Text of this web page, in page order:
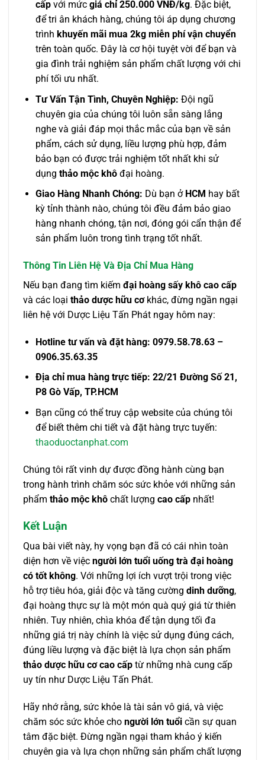
cấpvới mức giá chỉ 250.000 VNĐ/kg. Đặc biệt,
để tri ân khách hàng, chúng tôi áp dụng chương
trình khuyến mãi mua 2kg miễn phí vận chuyển
trên toàn quốc. Đây là cơ hội tuyệt vời để bạn và
gia đình trải nghiệm sản phẩm chất lượng với chi
phí tối ưu nhất.
Tư Vấn Tận Tình, Chuyên Nghiệp: Đội ngũ
chuyên gia của chúng tôi luôn sẵn sàng lắng
nghe và giải đáp mọi thắc mắc của bạn về sản
phẩm, cách sử dụng, liều lượng phù hợp, đảm
bảo bạn có được trải nghiệm tốt nhất khi sử
dụng thảo mộc khôđại hoàng.
Giao Hàng Nhanh Chóng: Dù bạn ở HCM hay bất
kỳ tỉnh thành nào, chúng tôi đều đảm bảo giao
hàng nhanh chóng, tận nơi, đóng gói cẩn thận để
sản phẩm luôn trong tình trạng tốt nhất.
Thông Tin Liên Hệ Và Địa Chỉ Mua Hàng
Nếu bạn đang tìm kiếm đại hoàng sấy khô cao cấp
và các loại thảo dược hữu cơkhác, đừng ngần ngại
liên hệ với Dược Liệu Tấn Phát ngay hôm nay:
Hotline tư vấn và đặt hàng: 0979.58.78.63 –
0906.35.63.35
Địa chỉ mua hàng trực tiếp: 22/21 Đường Số 21,
P8 Gò Vấp, TP.HCM
Bạn cũng có thể truy cập website của chúng tôi
để biết thêm chi tiết và đặt hàng trực tuyến:
thaoduoctanphat.com
Chúng tôi rất vinh dự được đồng hành cùng bạn
trong hành trình chăm sóc sức khỏe với những sản
phẩm thảo mộc khô chất lượng cao cấp nhất!
Kết Luận
Qua bài viết này, hy vọng bạn đã có cái nhìn toàn
diện hơn về việc người lớn tuổi uống trà đại hoàng
có tốt không. Với những lợi ích vượt trội trong việc
hỗ trợ tiêu hóa, giải độc và tăng cường dinh dưỡng,
đại hoàng thực sự là một món quà quý giá từ thiên
nhiên. Tuy nhiên, chìa khóa để tận dụng tối đa
những giá trị này chính là việc sử dụng đúng cách,
đúng liều lượng và đặc biệt là lựa chọn sản phẩm
thảo dược hữu cơ cao cấp từ những nhà cung cấp
uy tín như Dược Liệu Tấn Phát.
Hãy nhớ rằng, sức khỏe là tài sản vô giá, và việc
chăm sóc sức khỏe cho người lớn tuổi cần sự quan
tâm đặc biệt. Đừng ngần ngại tham khảo ý kiến
chuyên gia và lựa chọn những sản phẩm chất lượng